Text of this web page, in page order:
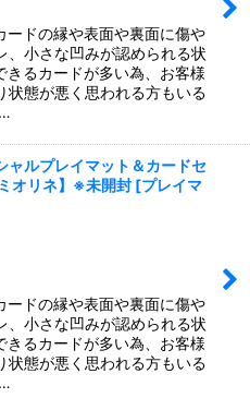
ドの縁や表面や裏面に傷や
、小さな凹みが認められる状
きるカードが多い為、お客様
状態が悪く思われる方もいる
ャルプレイマット＆カードセ
オリネ】※未開封 [プレイマ
ドの縁や表面や裏面に傷や
、小さな凹みが認められる状
きるカードが多い為、お客様
状態が悪く思われる方もいる